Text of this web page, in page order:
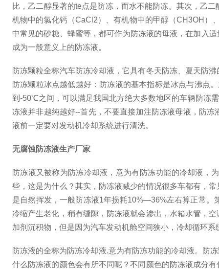
比，乙二醇显著的te点是防冻，而水不能防冻。其次，乙
机物中的氯化钙（CaCl2）、有机物中的甲醇（CH3OH）
中常见的砂糖、蜂蜜等，都可作为防冻液的母液，在加入
成为一般意义上的防冻液。
防冻颗粒全称汽车防冻冷却液，它具有冬天防冻、夏天防
防冻颗粒冰点越低越好：防冻液的基本指标是冰点与沸点
到-50℃之间，可以满足我国北方绝大多数地区的车辆防冻
冻液并非越纯越好--首先，不要直接加注防冻液母液，防
液前一定要对发动机冷却系统进行清洗。
无腐蚀防冻液生产厂家
防冻液又被称为防冻冷却液，意为有防冻功能的冷却液，
些，这是为什么？其实，防冻液减少的情况很多车都有，
是自然挥发，一般防冻液1年损耗10%—36%左右算正常。
冷缩产生老化，稍有缝隙，防冻液就会渗出，水箱水管，
加剂沉积物，但是因为汽车发动机舱空间狭小，冷却循环
防冻液的全称为防冻冷却液.意为有防冻功能的冷却液。防
什么防冻液的颜色会有所不同呢？不同颜色的防冻液成分